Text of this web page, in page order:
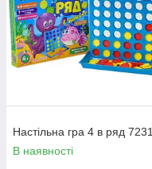
Настільна гра 4 в ряд 7231
В наявності